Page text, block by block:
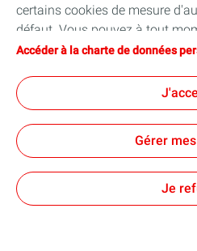
Nos actualités
Accessibilité : partiellement
certains cookies de mesure
défaut. Vous pouvez à tout
paramètres de cookies en
vous acceptez le dépôt de
cas où vous cliquez sur « Je
techniques nécessaires au
seront utilisés. Pour plus
traceurs ».
Accéder à la charte de données
Gérer
Je